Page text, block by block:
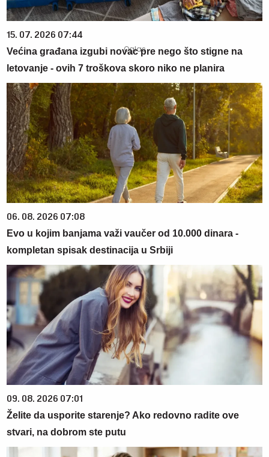
15. 07. 2026 07:44
Većina građana izgubi novac pre nego što stigne na
letovanje - ovih 7 troškova skoro niko ne planira
06. 08. 2026 07:08
Evo u kojim banjama važi vaučer od 10.000 dinara -
kompletan spisak destinacija u Srbiji
09. 08. 2026 07:01
Želite da usporite starenje? Ako redovno radite ove
stvari, na dobrom ste putu